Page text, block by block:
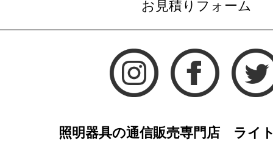
お見積りフォーム
照明器具の通信販売専門店 ライ